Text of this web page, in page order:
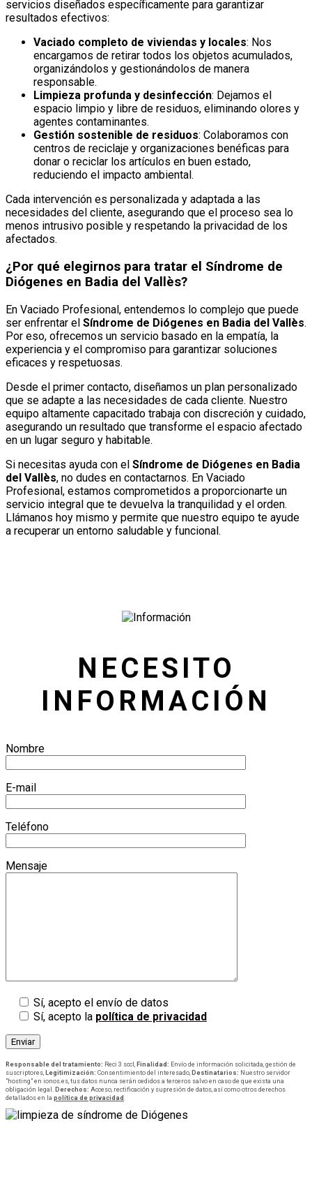
servicios diseñados específicamente para garantizar
resultados efectivos:
Vaciado completo de viviendas y locales: Nos
encargamos de retirar todos los objetos acumulados,
organizándolos y gestionándolos de manera
responsable.
Limpieza profunda y desinfección: Dejamos el
espacio limpio y libre de residuos, eliminando olores y
agentes contaminantes.
Gestión sostenible de residuos: Colaboramos con
centros de reciclaje y organizaciones benéficas para
donar o reciclar los artículos en buen estado,
reduciendo el impacto ambiental.
Cada intervención es personalizada y adaptada a las
necesidades del cliente, asegurando que el proceso sea lo
menos intrusivo posible y respetando la privacidad de los
afectados.
¿Por qué elegirnos para tratar el Síndrome de
Diógenes en Badia del Vallès?
En Vaciado Profesional, entendemos lo complejo que puede
ser enfrentar el Síndrome de Diógenes en Badia del Vallès.
Por eso, ofrecemos un servicio basado en la empatía, la
experiencia y el compromiso para garantizar soluciones
eficaces y respetuosas.
Desde el primer contacto, diseñamos un plan personalizado
que se adapte a las necesidades de cada cliente. Nuestro
equipo altamente capacitado trabaja con discreción y cuidado,
asegurando un resultado que transforme el espacio afectado
en un lugar seguro y habitable.
Si necesitas ayuda con el Síndrome de Diógenes en Badia
del Vallès, no dudes en contactarnos. En Vaciado
Profesional, estamos comprometidos a proporcionarte un
servicio integral que te devuelva la tranquilidad y el orden.
Llámanos hoy mismo y permite que nuestro equipo te ayude
a recuperar un entorno saludable y funcional.
NECESITO
INFORMACIÓN
Nombre
E-mail
Teléfono
Mensaje
Sí, acepto el envío de datos
Sí, acepto la política de privacidad
Responsable del tratamiento: Reci 3 sccl, Finalidad: Envío de información solicitada, gestión de
suscriptores,
Legitimización: Consentimiento del interesado, Destinatarios: Nuestro servidor
"hosting" en ionos.es, tus datos nunca serán cedidos a terceros salvo en caso de que exista una
obligación legal.
Derechos: Acceso, rectificación y supresión de datos, así como otros derechos
detallados en la política de privacidad